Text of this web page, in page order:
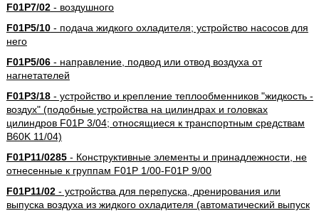
F01P7/02- воздушного
F01P5/10- подача жидкого охладителя; устройство насосов для
него
F01P5/06- направление, подвод или отвод воздуха от
нагнетателей
F01P3/18- устройство и крепление теплообменников "жидкость -
воздух" (подобные устройства на цилиндрах и головках
цилиндров F01P 3/04; относящиеся к транспортным средствам
B60K 11/04)
F01P11/0285- Конструктивные элементы и принадлежности, не
отнесенные к группам F01P 1/00-F01P 9/00
F01P11/02- устройства для перепуска, дренирования или
выпуска воздуха из жидкого охладителя (автоматический выпуск